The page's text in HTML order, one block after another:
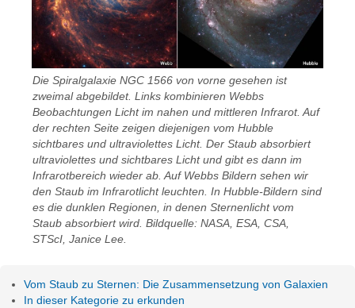
Die Spiralgalaxie NGC 1566 von vorne gesehen ist
zweimal abgebildet. Links kombinieren Webbs
Beobachtungen Licht im nahen und mittleren Infrarot. Auf
der rechten Seite zeigen diejenigen vom Hubble
sichtbares und ultraviolettes Licht. Der Staub absorbiert
ultraviolettes und sichtbares Licht und gibt es dann im
Infrarotbereich wieder ab. Auf Webbs Bildern sehen wir
den Staub im Infrarotlicht leuchten. In Hubble-Bildern sind
es die dunklen Regionen, in denen Sternenlicht vom
Staub absorbiert wird. Bildquelle: NASA, ESA, CSA,
STScI, Janice Lee.
Vom Staub zu Sternen: Die Zusammensetzung von Galaxien
In dieser Kategorie zu erkunden